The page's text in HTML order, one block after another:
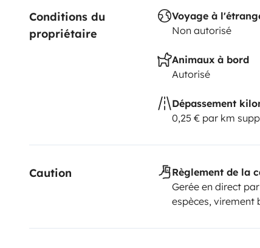
Conditions du
propriétaire
Voyage à
Non autorisé
Animaux à bord
Autorisé
Dépassement
0,25 € par km
Caution
Règlement de la
Gerée en direct
espèces, virement